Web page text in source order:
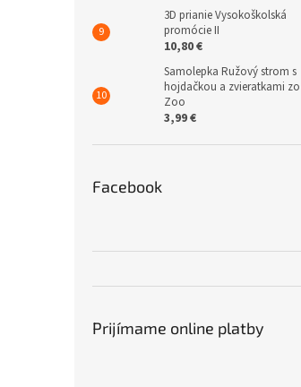
3D prianie Vysokoškolská
promócie II
10,80 €
Samolepka Ružový strom s
hojdačkou a zvieratkami zo
Zoo
3,99 €
Facebook
Prijímame online platby